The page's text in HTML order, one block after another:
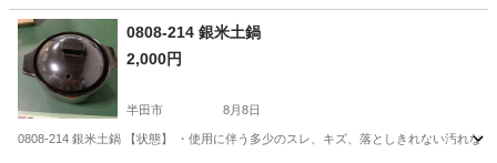
愛知 名古屋市 調理器具 土鍋
0808-214 銀米土鍋
2,000円
半田市 8月8日
0808-214 銀米土鍋 【状態】 ・使用に伴う多少のスレ、キズ、落としきれない汚れ